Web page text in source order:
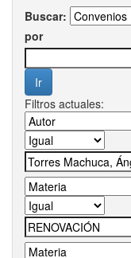
Buscar:
por
Filtros actuales: